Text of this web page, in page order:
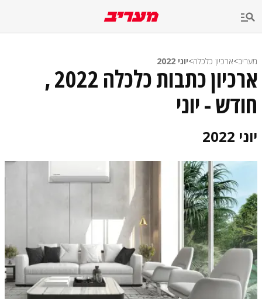
מעריב>ארכיון כלכלה>יוני 2022
ארכיון כתבות כלכלה 2022 ,
חודש - יוני
יוני 2022